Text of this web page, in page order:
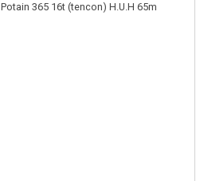
Potain 365 16t (tencon) H.U.H 65m